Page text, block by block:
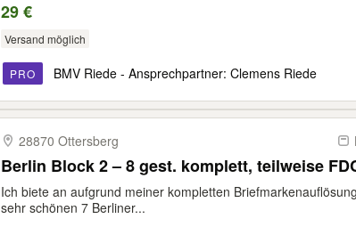
29 €
Versand möglich
PRO BMV Riede - Ansprechpartner: Clemens Riede
28870 Ottersberg
Berlin Block 2 – 8 gest. komplett, teilweise
Ich biete an aufgrund meiner kompletten
sehr schönen 7 Berliner...